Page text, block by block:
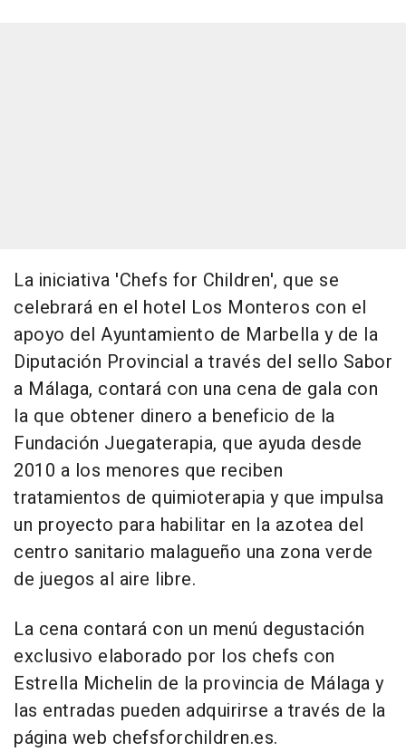
La iniciativa 'Chefs for Children', que se
celebrará en el hotel Los Monteros con el
apoyo del Ayuntamiento de Marbella y de la
Diputación Provincial a través del sello Sabor
a Málaga, contará con una cena de gala con
la que obtener dinero a beneficio de la
Fundación Juegaterapia, que ayuda desde
2010 a los menores que reciben
tratamientos de quimioterapia y que impulsa
un proyecto para habilitar en la azotea del
centro sanitario malagueño una zona verde
de juegos al aire libre.
La cena contará con un menú degustación
exclusivo elaborado por los chefs con
Estrella Michelin de la provincia de Málaga y
las entradas pueden adquirirse a través de la
página web chefsforchildren.es.